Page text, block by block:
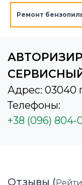
Ремонт
Адрес: 03040
Телефоны:
+38 (096) 804-
Отзывы (